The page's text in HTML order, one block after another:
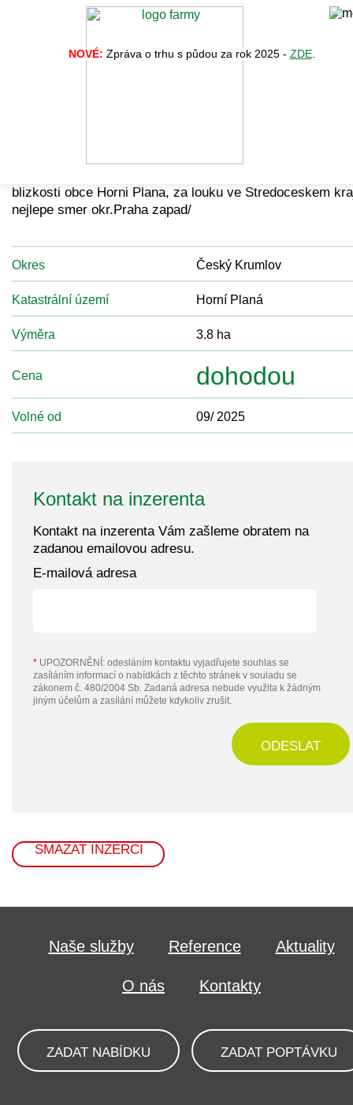
NOVÉ: Zpráva o trhu s půdou za rok 2025 - ZDE.
blizkosti obce Horni Plana, za louku ve Stredoceskem
nejlepe smer okr.Praha zapad/
Okres Český Krumlov
Katastrální území Horní Planá
Výměra 3.8 ha
Cena dohodou
Volné od 09/ 2025
Kontakt na inzerenta
Kontakt na inzerenta Vám zašleme obratem na
zadanou emailovou adresu.
E-mailová adresa
* UPOZORNĚNÍ: odesláním kontaktu vyjadřujete souhlas se
zasíláním informací o nabídkách z těchto stránek v souladu se
zákonem č. 480/2004 Sb. Zadaná adresa nebude využita k žádným
jiným účelům a zasílání můžete kdykoliv zrušit.
ODESLAT
SMAZAT INZERCI
Naše služby Reference Aktuality
O nás Kontakty
ZADAT NABÍDKU ZADAT POPTÁVKU